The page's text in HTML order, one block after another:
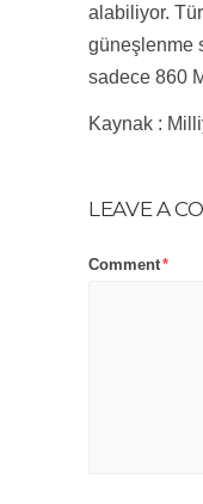
alabiliyor.
güneşlenme
sadece 860
Kaynak :
LEAVE A
Comment*